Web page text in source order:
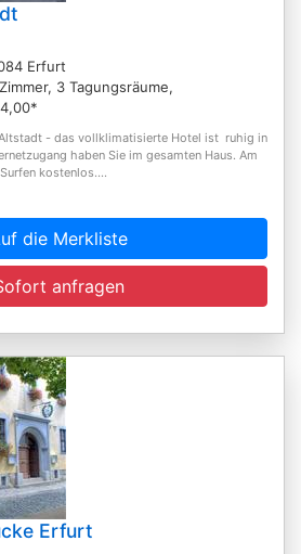
Erfurt
3 Tagungsräume,
- das vollklimatisierte Hotel ist ruhig in
haben Sie im gesamten Haus. Am
kostenlos....
die Merkliste
anfragen
Erfurt